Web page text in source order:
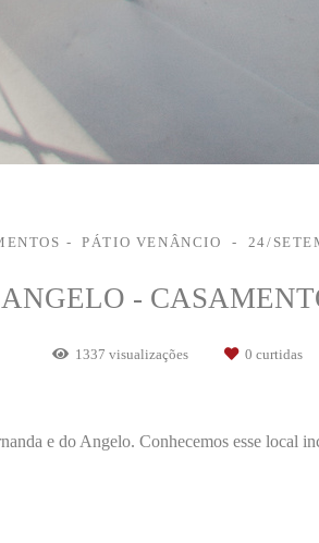
PÁTIO VENÂNCIO 24/
-
1337 visualizações 0 curtidas
e do Angelo. Conhecemos esse local